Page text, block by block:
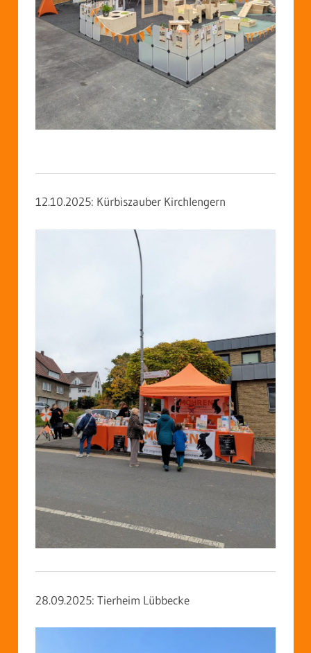
12.10.2025: Kürbiszauber Kirchlengern
28.09.2025: Tierheim Lübbecke